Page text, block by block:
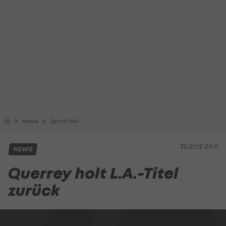
News Sport-Mix
30.07.12 00:11
NEWS
Querrey holt L.A.-Titel
zurück